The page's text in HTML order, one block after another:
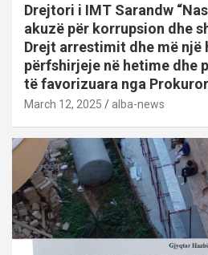
Drejtori i IMT Sarandw
akuzë për korrupsion dhe
Drejt arrestimit dhe më
përfshirjeje në hetime dhe
të favorizuara nga
March 12, 2025 alba-news